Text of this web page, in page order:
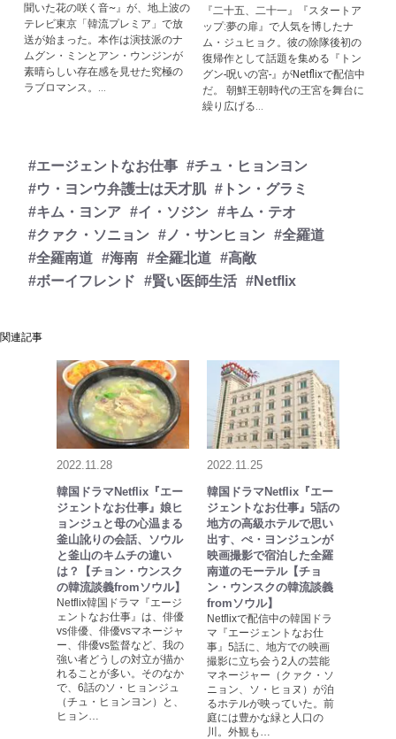
聞いた花の咲く音~』が、地上波の
テレビ東京「韓流プレミア」で放
送が始まった。本作は演技派のナ
ムグン・ミンとアン・ウンジンが
素晴らしい存在感を見せた究極の
ラブロマンス。...
『二十五、二十一』『スタートア
ップ:夢の扉』で人気を博したナ
ム・ジュヒョク。彼の除隊後初の
復帰作として話題を集める『トン
グン-呪いの宮-』がNetflixで配信中
だ。 朝鮮王朝時代の王宮を舞台に
繰り広げる...
#エージェントなお仕事 #チュ・ヒョンヨン
#ウ・ヨンウ弁護士は天才肌 #トン・グラミ
#キム・ヨンア #イ・ソジン #キム・テオ
#クァク・ソニョン #ノ・サンヒョン #全羅道
#全羅南道 #海南 #全羅北道 #高敞
#ボーイフレンド
#賢い医師生活 #Netflix
関連記事
2022.11.28
韓国ドラマNetflix『エー
ジェントなお仕事』娘ヒ
ョンジュと母の心温まる
釜山訛りの会話、ソウル
と釜山のキムチの違い
は？【チョン・ウンスク
の韓流談義fromソウル】
Netflix韓国ドラマ『エージ
ェントなお仕事』は、俳優
vs俳優、俳優vsマネージャ
ー、俳優vs監督など、我の
強い者どうしの対立が描か
れることが多い。そのなか
で、6話のソ・ヒョンジュ
（チュ・ヒョンヨン）と、
ヒョン…
2022.11.25
韓国ドラマNetflix『エー
ジェントなお仕事』5話の
地方の高級ホテルで思い
出す、ぺ・ヨンジュンが
映画撮影で宿泊した全羅
南道のモーテル【チョ
ン・ウンスクの韓流談義
fromソウル】
Netflixで配信中の韓国ドラ
マ『エージェントなお仕
事』5話に、地方での映画
撮影に立ち会う2人の芸能
マネージャー（クァク・ソ
ニョン、ソ・ヒョヌ）が泊
るホテルが映っていた。前
庭には豊かな緑と人口の
川。外観も…